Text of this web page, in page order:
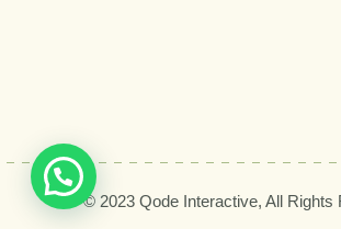
© 2023 Qode Interactive, All Rights